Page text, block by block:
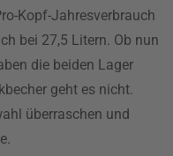
Kopf-Jahresverbrauch
bei 27,5 Litern. Ob nun
die beiden Lager
geht es nicht.
überraschen und